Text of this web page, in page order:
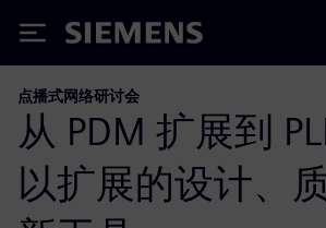
Siemens
点播式网络研讨会
从 PDM 扩展到
以扩展的设计、